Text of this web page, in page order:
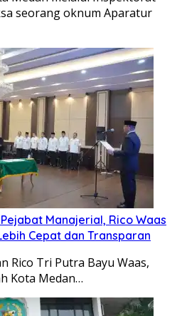
seorang oknum Aparatur
Manajerial, Rico Waas
Cepat dan Transparan
Rico Tri Putra Bayu Waas,
Kota Medan…